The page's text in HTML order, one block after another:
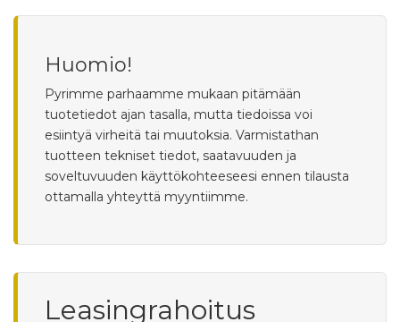
Huomio!
Pyrimme parhaamme mukaan pitämään
tuotetiedot ajan tasalla, mutta tiedoissa voi
esiintyä virheitä tai muutoksia. Varmistathan
tuotteen tekniset tiedot, saatavuuden ja
soveltuvuuden käyttökohteeseesi ennen tilausta
ottamalla yhteyttä myyntiimme.
Leasingrahoitus